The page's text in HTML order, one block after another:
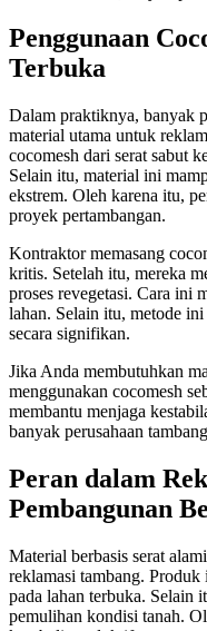
Penggunaan
Terbuka
Dalam praktiknya, banyak
material utama untuk
cocomesh dari serat sabut
Selain itu, material ini
ekstrem. Oleh karena itu,
proyek pertambangan.
Kontraktor memasang
kritis. Setelah itu, mereka
proses revegetasi. Cara ini
lahan. Selain itu, metode
secara signifikan.
Jika Anda membutuhkan
menggunakan cocomesh
membantu menjaga
banyak perusahaan
Peran dalam
Pembangunan
Material berbasis serat
reklamasi tambang.
pada lahan terbuka. Selain
pemulihan kondisi tanah.